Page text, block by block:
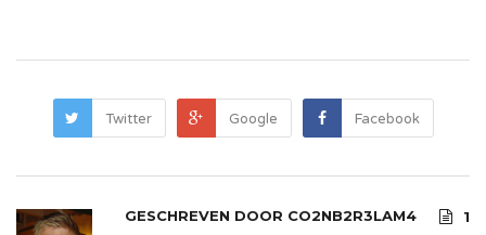
Twitter Google Facebook
GESCHREVEN DOOR CO2NB2R3LAM4
1